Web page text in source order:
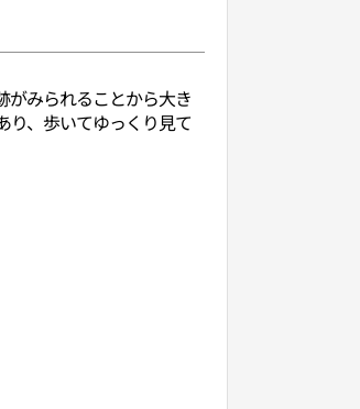
がみられることから大き
り、歩いてゆっくり見て